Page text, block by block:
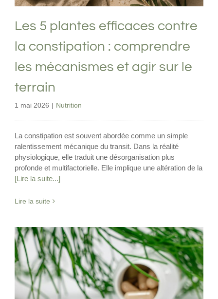
Les 5 plantes efficaces contre
la constipation : comprendre
les mécanismes et agir sur le
terrain
1 mai 2026 | Nutrition
La constipation est souvent abordée comme un simple
ralentissement mécanique du transit. Dans la réalité
physiologique, elle traduit une désorganisation plus
profonde et multifactorielle. Elle implique une altération de la
[Lire la suite...]
Lire la suite